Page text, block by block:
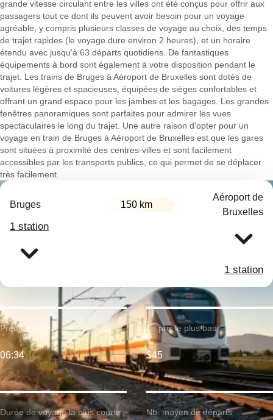
grande vitesse circulant entre les villes ont été conçus pour offrir aux
passagers tout ce dont ils peuvent avoir besoin pour un voyage
agréable, y compris plusieurs classes de voyage au choix, des temps
de trajet rapides (le voyage dure environ 2 heures), et un horaire
étendu avec jusqu'à 63 départs quotidiens. De fantastiques
équipements à bord sont également à votre disposition pendant le
trajet. Les trains de Bruges à Aéroport de Bruxelles sont dotés de
voitures légères et spacieuses, équipées de sièges confortables et
offrant un grand espace pour les jambes et les bagages. Les grandes
fenêtres panoramiques sont parfaites pour admirer les vues
spectaculaires le long du trajet. Une autre raison d'opter pour un
voyage en train de Bruges à Aéroport de Bruxelles est que les gares
sont situées à proximité des centres-villes et sont facilement
accessibles par les transports publics, ce qui permet de se déplacer
très facilement.
Bruges 150 km
Aéroport de
Bruxelles
1 station
1 station
Durée de voyage la plus courte:
Premier train:
06:34
Le prix le plus bas:
$45
Nb. moyen de départs